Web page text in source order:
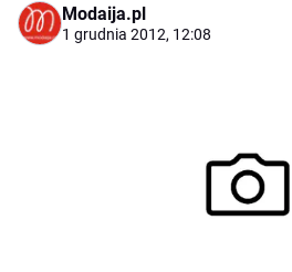
Modaija.pl
1 grudnia 2012, 12:08